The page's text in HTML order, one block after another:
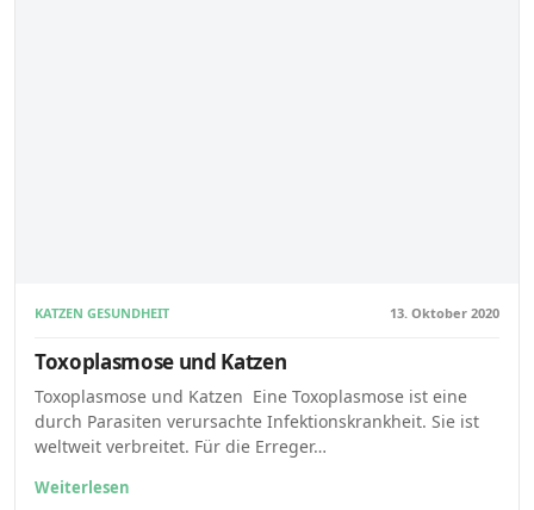
KATZEN GESUNDHEIT 13. Oktober 2020
Toxoplasmose und Katzen
Toxoplasmose und Katzen Eine Toxoplasmose ist eine
durch Parasiten verursachte Infektionskrankheit. Sie ist
weltweit verbreitet. Für die Erreger…
Weiterlesen